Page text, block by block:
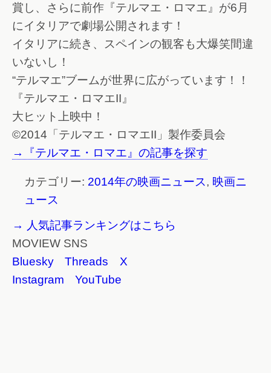
賞し、さらに前作『テルマエ・ロマエ』が6月
にイタリアで劇場公開されます！
イタリアに続き、スペインの観客も大爆笑間違
いないし！
“テルマエ”ブームが世界に広がっています！！
『テルマエ・ロマエII』
大ヒット上映中！
©2014「テルマエ・ロマエII」製作委員会
→『テルマエ・ロマエ』の記事を探す
カテゴリー: 2014年の映画ニュース, 映画ニ
ュース
→ 人気記事ランキングはこちら
MOVIEW SNS
Bluesky
Threads
X
Instagram
YouTube